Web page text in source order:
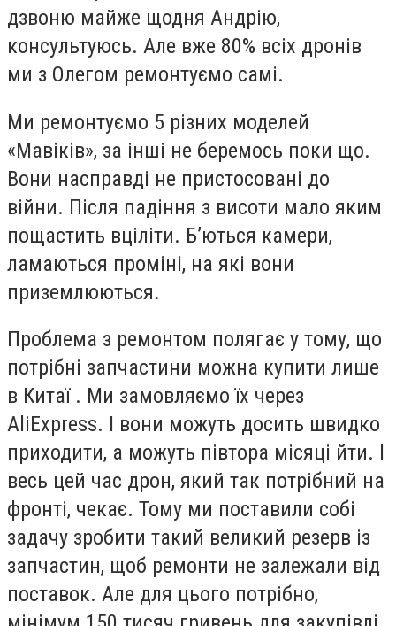
дзвоню майже щодня Андрію,
консультуюсь. Але вже 80% всіх дронів
ми з Олегом ремонтуємо самі.
Ми ремонтуємо 5 різних моделей
«Мавіків», за інші не беремось поки що.
Вони насправді не пристосовані до
війни. Після падіння з висоти мало яким
пощастить вціліти. Б’ються камери,
ламаються проміні, на які вони
приземлюються.
Проблема з ремонтом полягає у тому, що
потрібні запчастини можна купити лише
в Китаї . Ми замовляємо їх через
AliExpress. І вони можуть досить швидко
приходити, а можуть півтора місяці йти. І
весь цей час дрон, який так потрібний на
фронті, чекає. Тому ми поставили собі
задачу зробити такий великий резерв із
запчастин, щоб ремонти не залежали від
поставок. Але для цього потрібно,